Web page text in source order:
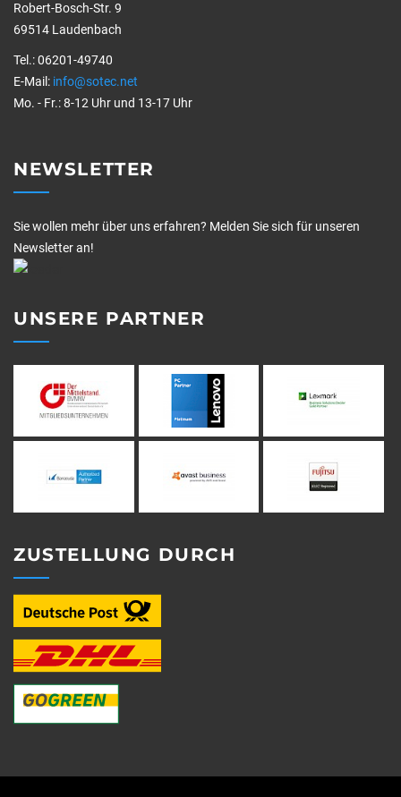
Robert-Bosch-Str. 9
69514 Laudenbach
Tel.: 06201-49740
E-Mail: info@sotec.net
Mo. - Fr.: 8-12 Uhr und 13-17 Uhr
NEWSLETTER
Sie wollen mehr über uns erfahren? Melden Sie sich für unseren
Newsletter an!
UNSERE PARTNER
ZUSTELLUNG DURCH